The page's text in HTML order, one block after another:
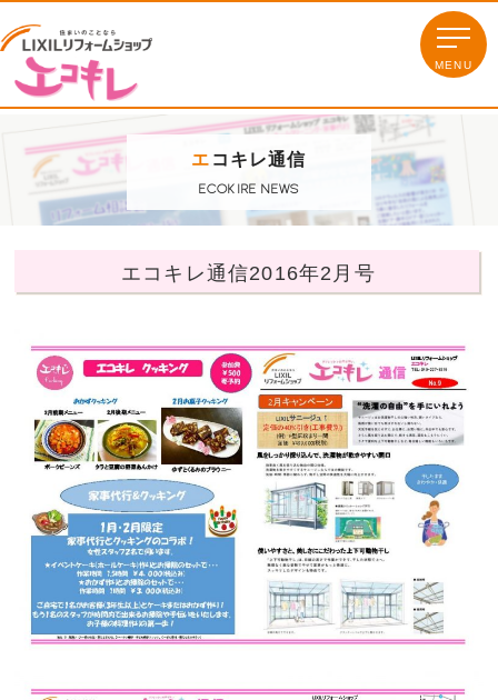
エ コキレ通信
ECOKIRE NEWS
エコキレ通信2016年2月号